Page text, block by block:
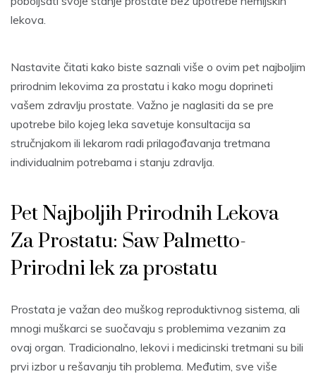
lekova.
Nastavite čitati kako biste saznali više o ovim pet najboljim
prirodnim lekovima za prostatu i kako mogu doprineti
vašem zdravlju prostate. Važno je naglasiti da se pre
upotrebe bilo kojeg leka savetuje konsultacija sa
stručnjakom ili lekarom radi prilagođavanja tretmana
individualnim potrebama i stanju zdravlja.
Pet Najboljih Prirodnih Lekova
Za Prostatu: Saw Palmetto-
Prirodni lek za prostatu
Prostata je važan deo muškog reproduktivnog sistema, ali
mnogi muškarci se suočavaju s problemima vezanim za
ovaj organ. Tradicionalno, lekovi i medicinski tretmani su bili
prvi izbor u rešavanju tih problema. Međutim, sve više